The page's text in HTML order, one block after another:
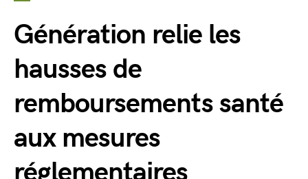
Génération relie les
hausses de
remboursements santé
aux mesures